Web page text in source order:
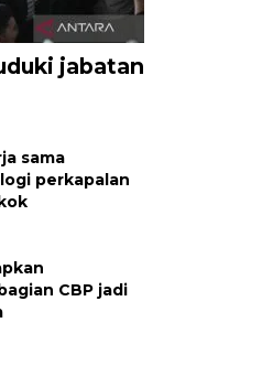
jabatan
sama
perkapalan
CBP jadi